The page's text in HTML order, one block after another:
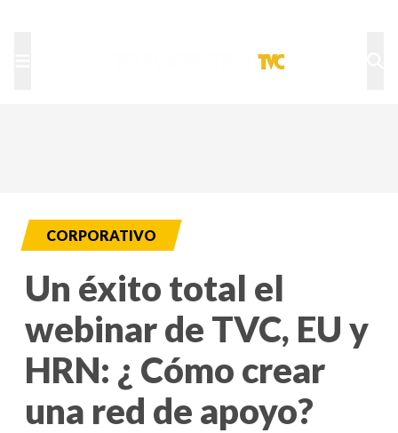
CORPORATIVO
Un éxito total el
webinar de TVC, EU y
HRN: ¿ Cómo crear
una red de apoyo?